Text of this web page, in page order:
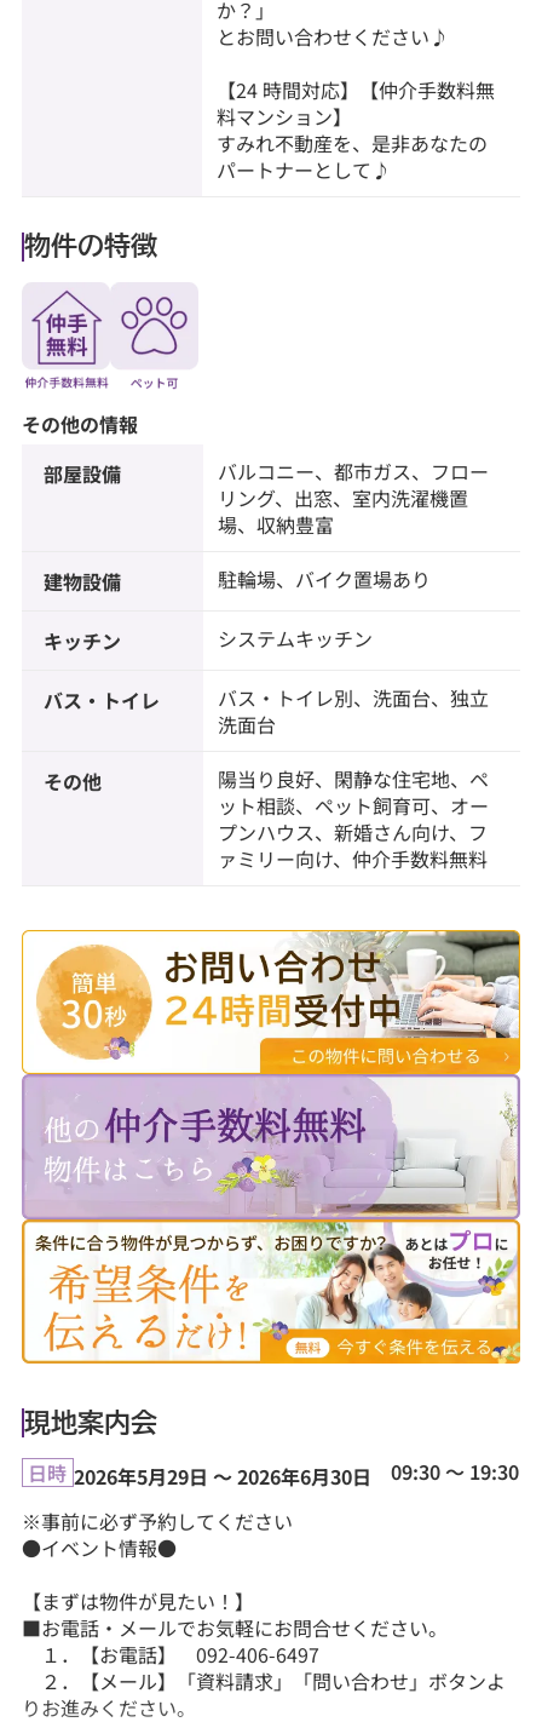
か？」
とお問い合わせください♪
【24 時間対応】【仲介手数料無
料マンション】
すみれ不動産を、是非あなたの
パートナーとして♪
物件の特徴
その他の情報
部屋設備
バルコニー、都市ガス、フロー
リング、出窓、室内洗濯機置
場、収納豊富
建物設備 駐輪場、バイク置場あり
キッチン システムキッチン
バス・トイレ
バス・トイレ別、洗面台、独立
洗面台
その他
陽当り良好、閑静な住宅地、ペ
ット相談、ペット飼育可、オー
プンハウス、新婚さん向け、フ
ァミリー向け、仲介手数料無料
現地案内会
日時 2026年5月29日 ～ 2026年6月30日 09:30 ～ 19:30
※事前に必ず予約してください
●イベント情報●
【まずは物件が見たい！】
■お電話・メールでお気軽にお問合せください。
１．【お電話】 092-406-6497
２．【メール】「資料請求」「問い合わせ」ボタンよ
りお進みください。